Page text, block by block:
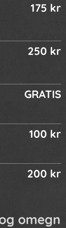
175 kr
250 kr
GRATIS
100 kr
200 kr
omegn